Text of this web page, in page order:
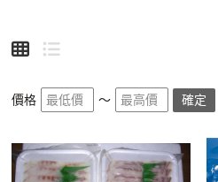
價格 ～ 確定